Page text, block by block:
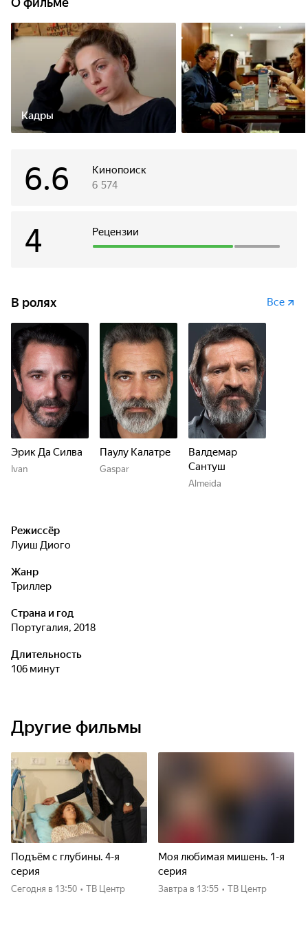
Кадры
Кинопоиск
6.6 6 574
Рецензии
4
В ролях Все
Эрик Да Силва
Ivan
Паулу Калатре
Gaspar
Валдемар
Сантуш
Almeida
Режиссёр
Луиш Диого
Жанр
триллер
Страна и год
Португалия, 2018
Длительность
106 минут
Другие фильмы
Подъём с глубины. 4-я
серия
Сегодня в 13:50 • ТВ Центр
Моя любимая мишень. 1-я
серия
Завтра в 13:55 • ТВ Центр